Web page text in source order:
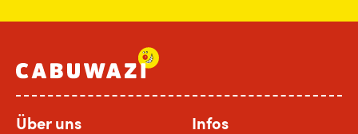
Über uns Infos